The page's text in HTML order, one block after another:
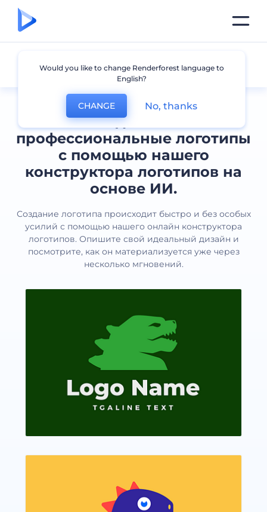
Создавайте
профессиональные логотипы
с помощью нашего
конструктора логотипов на
основе ИИ.
Создание логотипа происходит быстро и без особых
усилий с помощью нашего онлайн конструктора
логотипов. Опишите свой идеальный дизайн и
посмотрите, как он материализуется уже через
несколько мгновений.
Все логотипы
Would you like to change Renderforest language to
English?
CHANGE No, thanks